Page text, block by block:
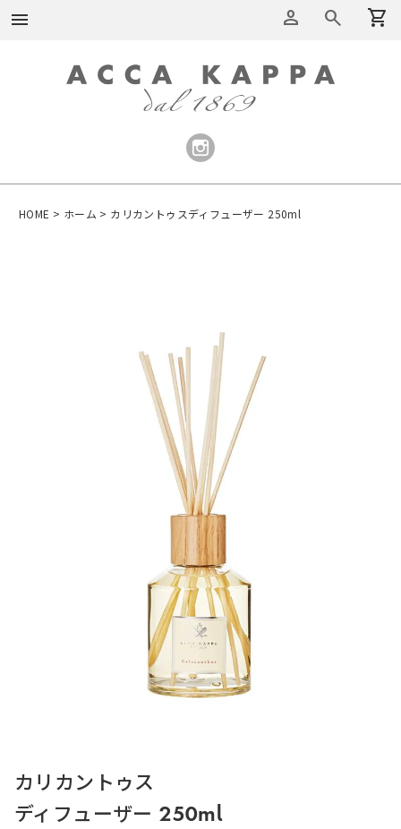
menu person search shopping_cart
HOME ホーム カリカントゥスディフューザー 250ml
カリカントゥス
ディフューザー 250ml